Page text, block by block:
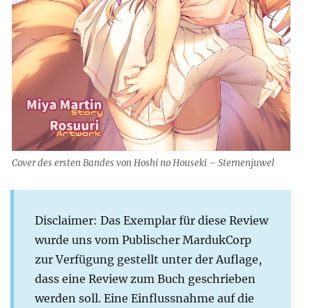
Cover des ersten Bandes von Hoshi no Houseki – Sternenjuwel
Disclaimer: Das Exemplar für diese Review
wurde uns vom Publischer MardukCorp
zur Verfügung gestellt unter der Auflage,
dass eine Review zum Buch geschrieben
werden soll. Eine Einflussnahme auf die